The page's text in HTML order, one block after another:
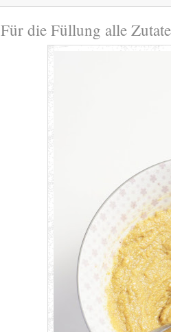
Für die Füllung alle